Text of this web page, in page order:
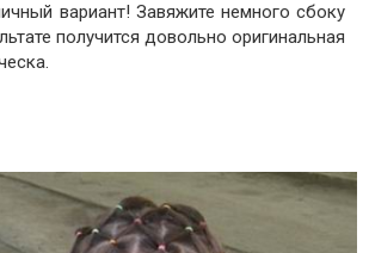
вариант! Завяжите немного сбоку
получится довольно оригинальная